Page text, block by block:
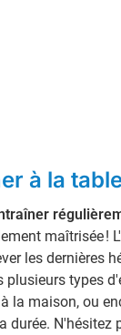
à la
maîtrisée !
les dernières
types
la maison, ou
durée.